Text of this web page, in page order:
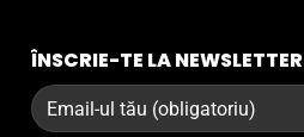
ÎNSCRIE-TE LA NEWSLETTER